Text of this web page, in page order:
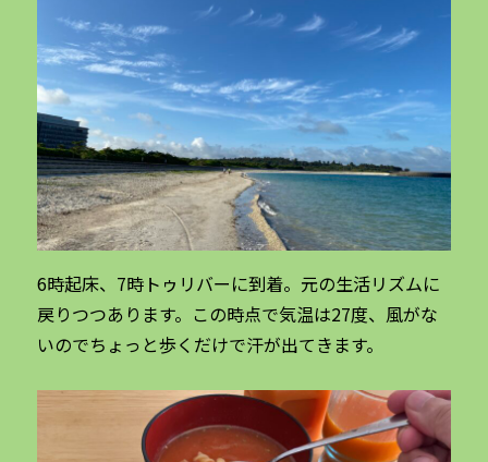
6時起床、7時トゥリバーに到着。元の生活リズムに
戻りつつあります。この時点で気温は27度、風がな
いのでちょっと歩くだけで汗が出てきます。